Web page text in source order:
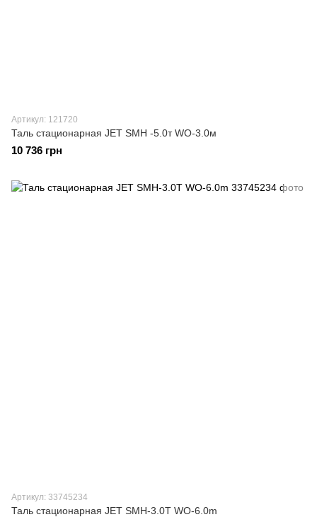
Артикул: 121720
Таль стационарная JET SMH -5.0т WO-3.0м
10 736 грн
Артикул: 33745234
Таль стационарная JET SMH-3.0T WO-6.0m